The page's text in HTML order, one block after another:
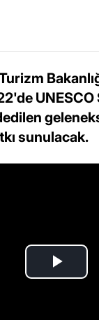
sunulacak.